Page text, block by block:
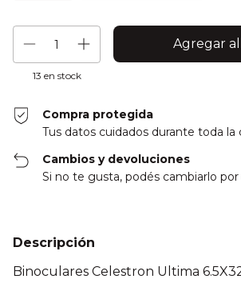
13 en stock
Compra protegida
Tus datos cuidados durante toda la
Cambios y devoluciones
Si no te gusta, podés cambiarlo
Descripción
Binoculares Celestron Ultima